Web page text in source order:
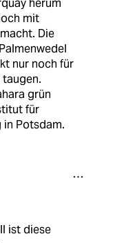
herum
mit
Die
nur noch für
grün
für
Potsdam.
ist diese